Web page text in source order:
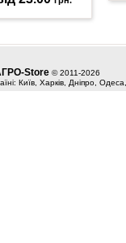
Store © 2011-2026
Київ, Харків, Дніпро,